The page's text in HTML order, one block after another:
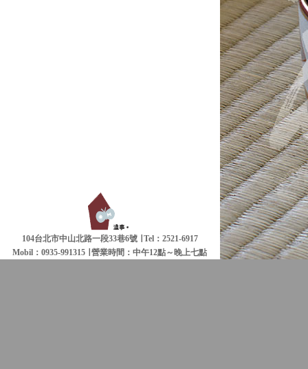
104台北市中山北路一段33巷6號 ∣ Tel：2521-6917
Mobil：0935-991315 ∣
營業時間：中午12點～晚上七點